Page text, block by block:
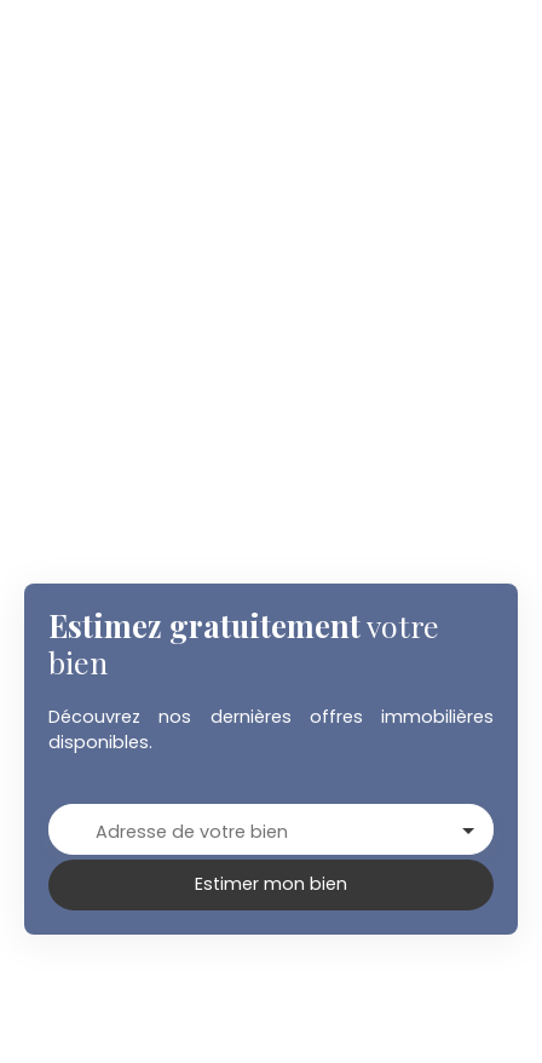
Estimez gratuitementvotre
bien
Découvrez nos dernières offres immobilières
disponibles.
Adresse de votre bien
Estimer mon bien